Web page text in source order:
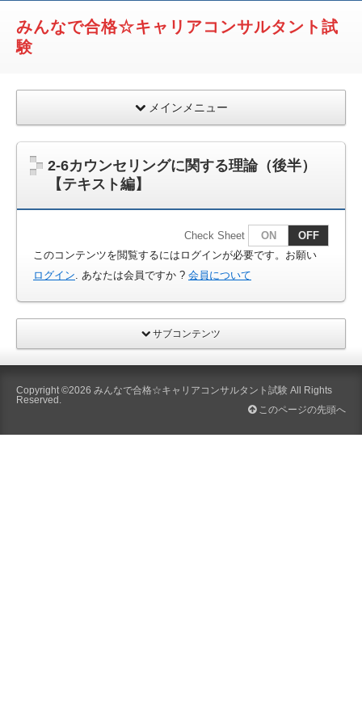
みんなで合格☆キャリアコンサルタント試
験
メインメニュー
2-6カウンセリングに関する理論（後半）
【テキスト編】
Check Sheet ON
OFF
このコンテンツを閲覧するにはログインが必要です。お願い
ログイン. あなたは会員ですか ? 会員について
サブコンテンツ
Copyright ©2026 みんなで合格☆キャリアコンサルタント試験 All Rights
Reserved.
このページの先頭へ